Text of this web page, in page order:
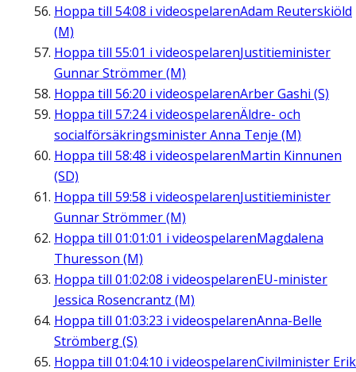
Hoppa till 54:08 i videospelarenAdam Reuterskiöld
(M)
Hoppa till 55:01 i videospelarenJustitieminister
Gunnar Strömmer (M)
Hoppa till 56:20 i videospelarenArber Gashi (S)
Hoppa till 57:24i videospelarenÄldre- och
socialförsäkringsminister Anna Tenje (M)
Hoppa till 58:48 i videospelarenMartin Kinnunen
(SD)
Hoppa till 59:58 i videospelarenJustitieminister
Gunnar Strömmer (M)
Hoppa till 01:01:01 i videospelarenMagdalena
Thuresson (M)
Hoppa till 01:02:08 i videospelarenEU-minister
Jessica Rosencrantz (M)
Hoppa till 01:03:23 i videospelarenAnna-Belle
Strömberg (S)
Hoppa till 01:04:10 i videospelarenCivilminister Erik